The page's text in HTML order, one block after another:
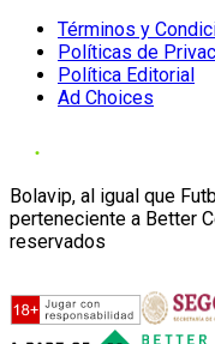
Términos y
Políticas de
Política Editorial
Ad Choices
Bolavip, al igual que
perteneciente a Better
reservados